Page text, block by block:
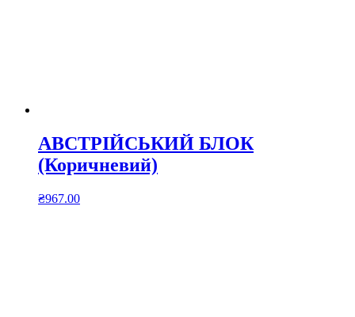
АВСТРІЙСЬКИЙ БЛОК
(Коричневий)
₴967.00